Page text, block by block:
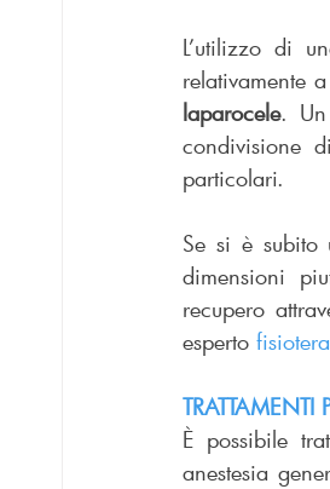
L’utilizzo di
laparocele. Un
condivisione
particolari.
Se si è subito
dimensioni
recupero
esperto
TRATTAMENTI
È possibile
anestesia